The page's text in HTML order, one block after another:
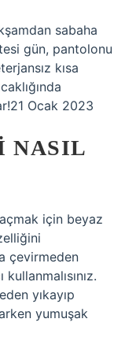
sabaha
gün, pantolonu
kısa
Ocak 2023
NASIL
için beyaz
çevirmeden
yıkayıp
yumuşak